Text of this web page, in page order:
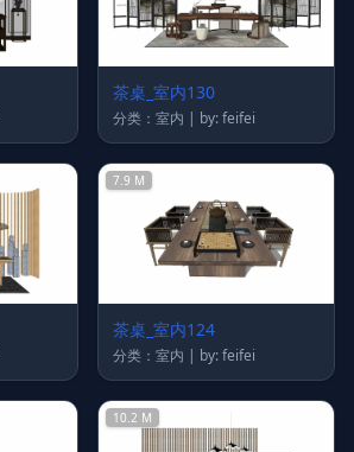
茶桌_室内130
分类：室内 | by: feifei
7.9 M
茶桌_室内124
分类：室内 | by: feifei
10.2 M